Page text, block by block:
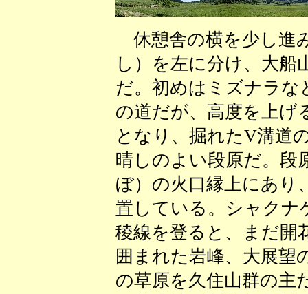
休憩舎の横を少し進
し）を左に分け、大船
だ。初めはミズナラな
の道だが、高度を上げ
となり、掘れたV溝道
晴しのよい段原だ。段
ぼ）の火口縁上にあり
置している。シャクナ
稜線を登ると、まだ開
囲まれた岩峰、大展望
の草原を久住山群の主